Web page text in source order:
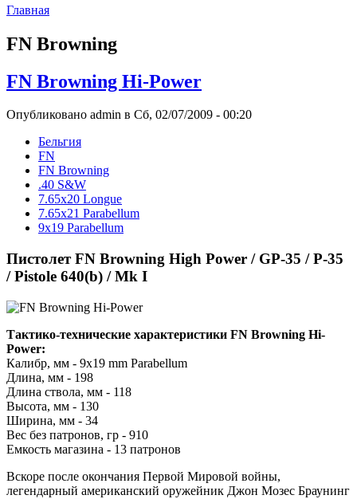
Главная
FN Browning
FN Browning Hi-Power
Опубликовано admin в Сб, 02/07/2009 - 00:20
Бельгия
FN
FN Browning
.40 S&W
7.65x20 Longue
7.65x21 Parabellum
9x19 Parabellum
Пистолет FN Browning High Power / GP-35 / P-35
/ Pistole 640(b) / Mk I
Тактико-технические характеристики FN Browning Hi-
Power:
Калибр, мм - 9x19 mm Parabellum
Длина, мм - 198
Длина ствола, мм - 118
Высота, мм - 130
Ширина, мм - 34
Вес без патронов, гр - 910
Емкость магазина - 13 патронов
Вскоре после окончания Первой Мировой войны,
легендарный американский оружейник Джон Мозес Браунинг